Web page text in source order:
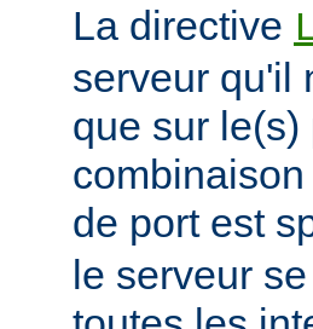
La directive
serveur qu'il
que sur
de port est
le serveur